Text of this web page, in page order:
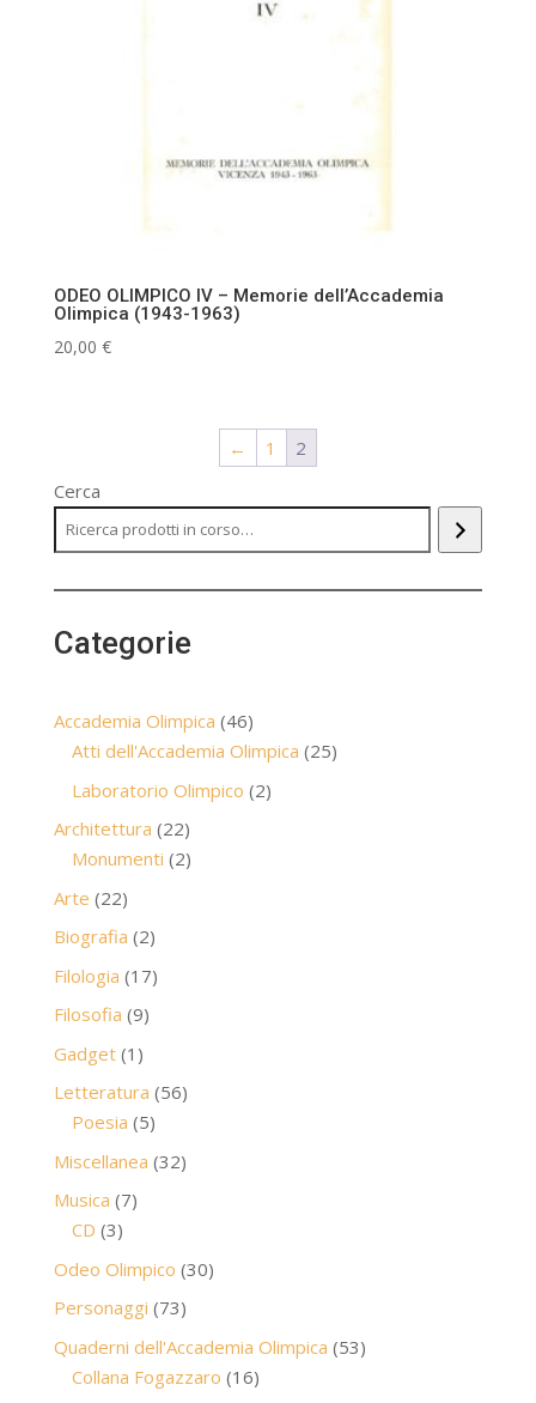
ODEO OLIMPICO IV – Memorie dell’Accademia
Olimpica (1943-1963)
20,00 €
← 1
2
Cerca
Categorie
Accademia Olimpica 4646
prodotti
Atti dell'Accademia Olimpica 2525
Laboratorio Olimpico 22
Architettura 2222
prodotti
Monumenti 22
Arte 2222
prodotti
Biografia 22
prodotti
Filologia 1717
Filosofia 99
Gadget 1 1
prodotto
Letteratura 5656
Poesia 55
prodotti
Miscellanea 3232
Musica 77
CD 33
prodotti
Odeo Olimpico 3030
Personaggi 7373
prodotti
Quaderni dell'Accademia Olimpica 5353
Collana Fogazzaro 1616